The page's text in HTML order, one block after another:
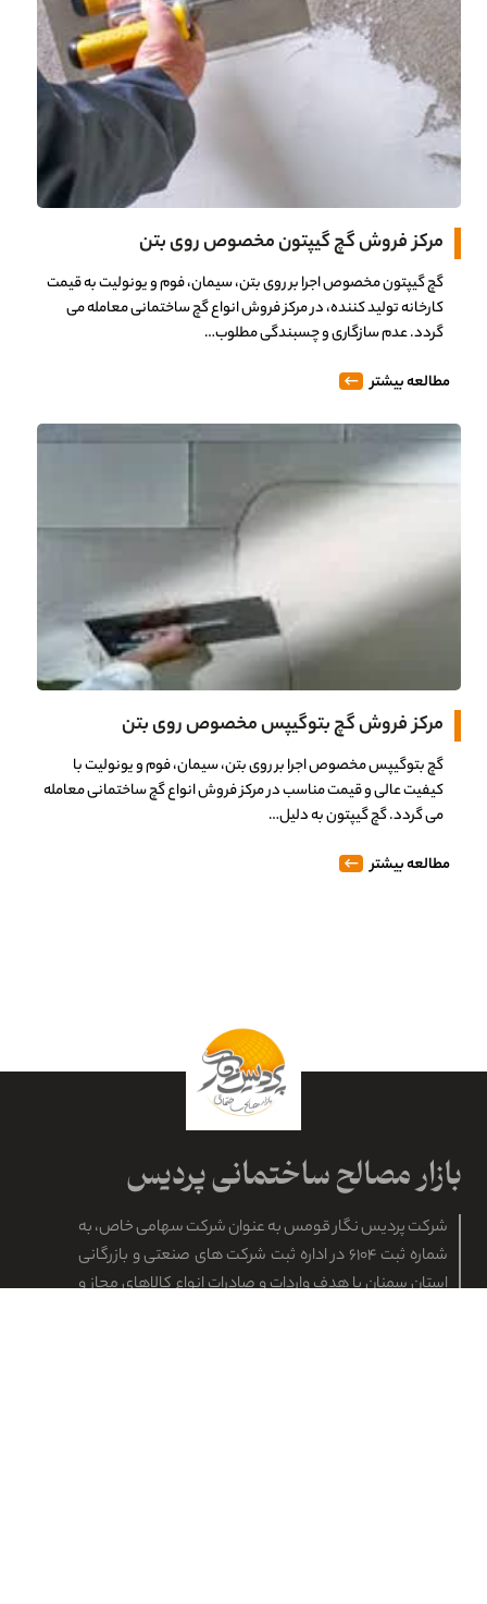
مرکز فروش گچ گیپتون مخصوص روی بتن
گچ گیپتون مخصوص اجرا بر روی بتن، سیمان، فوم و یونولیت به قیمت
کارخانه تولید کننده، در مرکز فروش انواع گچ ساختمانی معامله می
گردد. عدم سازگاری و چسبندگی مطلوب…
مطالعه بیشتر
مرکز فروش گچ بتوگیپس مخصوص روی بتن
گچ بتوگیپس مخصوص اجرا بر روی بتن، سیمان، فوم و یونولیت با
کیفیت عالی و قیمت مناسب در مرکز فروش انواع گچ ساختمانی معامله
می گردد. گچ گیپتون به دلیل…
مطالعه بیشتر
شرکت پردیس نگار قومس به عنوان شرکت سهامی خاص، به
شماره ثبت ۶۱۰۴ در اداره ثبت شرکت های صنعتی و بازرگانی
استان سمنان با هدف واردات و صادرات انواع کالاهای مجاز و